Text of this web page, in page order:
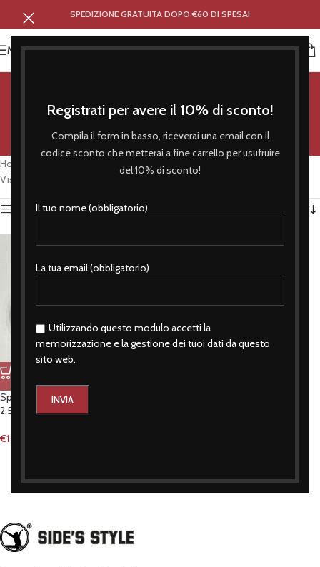
Registrati per avere il 10% di sconto!
Compila il form in basso, riceverai una email con il
codice sconto che metterai a fine carrello per usufruire
del 10% di sconto!
Il tuo nome (obbligatorio)
La tua email (obbligatorio)
Utilizzando questo modulo accetti la
memorizzazione e la gestione dei tuoi dati da questo
sito web.
SPEDIZIONE GRATUITA DOPO €60 DI SPESA!
MENU
con le mani quando volete
Categorie
Home
Prodotti taggati “con le mani quando volete”
Visualizzazione del risultato
Attiva Filtro
Spilletta con le mani quando volete
2,5 cm
€1,50